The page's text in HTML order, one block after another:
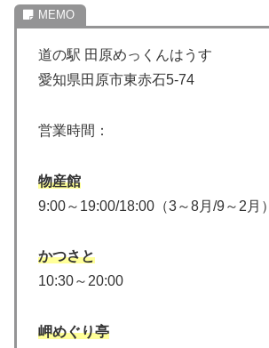
道の駅 田原めっくんはうす
愛知県田原市東赤石5-74
営業時間：
物産館
9:00～19:00/18:00（3～8月/9～2月）
かつさと
10:30～20:00
岬めぐり亭